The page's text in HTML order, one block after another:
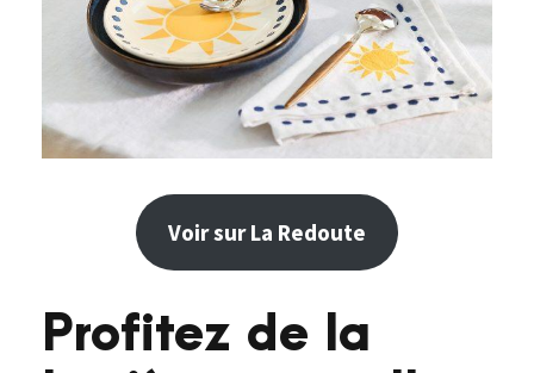
Voir sur La Redoute
Profitez de la